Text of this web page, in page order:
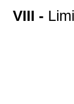
VIII -